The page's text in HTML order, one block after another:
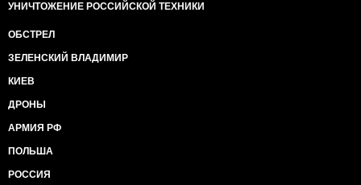
УНИЧТОЖЕНИЕ РОССИЙСКОЙ ТЕХНИКИ
ОБСТРЕЛ
ЗЕЛЕНСКИЙ ВЛАДИМИР
КИЕВ
ДРОНЫ
АРМИЯ РФ
ПОЛЬША
РОССИЯ